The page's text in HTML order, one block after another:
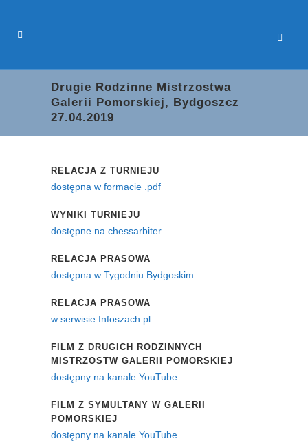
Drugie Rodzinne Mistrzostwa
Galerii Pomorskiej, Bydgoszcz
27.04.2019
RELACJA Z TURNIEJU
dostępna w formacie .pdf
WYNIKI TURNIEJU
dostępne na chessarbiter
RELACJA PRASOWA
dostępna w Tygodniu Bydgoskim
RELACJA PRASOWA
w serwisie Infoszach.pl
FILM Z DRUGICH RODZINNYCH
MISTRZOSTW GALERII POMORSKIEJ
dostępny na kanale YouTube
FILM Z SYMULTANY W GALERII
POMORSKIEJ
dostępny na kanale YouTube